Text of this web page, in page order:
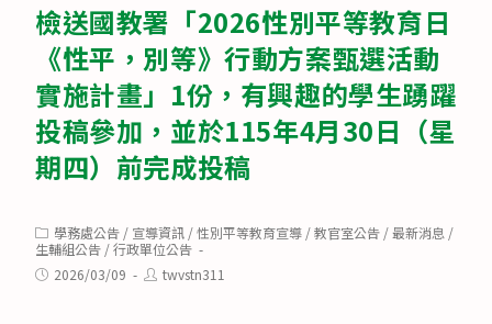
檢送國教署「2026性別平等教育日
《性平，別等》行動方案甄選活動
實施計畫」1份，有興趣的學生踴躍
投稿參加，並於115年4月30日（星
期四）前完成投稿
Post
category:
學務處公告 / 宣導資訊 /性別平等教育宣導 /教官室公告 /最新消息 /
生輔組公告 /行政單位公告
Post2026/03/09
Posttwvstn311